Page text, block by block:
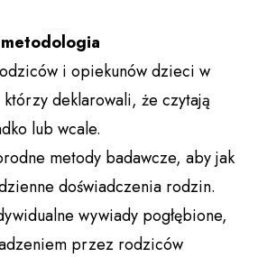
i opiekunów dzieci w
deklarowali, że czytają
lub wcale.
metody badawcze, aby jak
doświadczenia rodzin.
wywiady pogłębione,
przez rodziców